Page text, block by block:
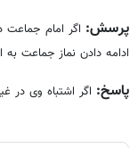
پرسش: اگر امام جماعت
ادامه دادن نماز جماعت
پاسخ: اگر اشتباه وی در